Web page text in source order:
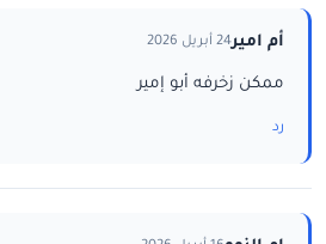
أم امير24 أبريل 2026
ممكن زخرفه أبو إمير
رد